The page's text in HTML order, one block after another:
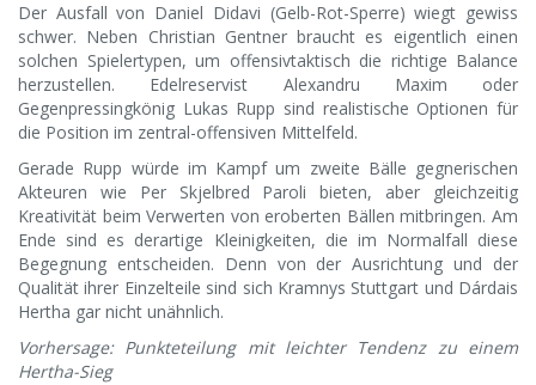
Der Ausfall von Daniel Didavi (Gelb-Rot-Sperre) wiegt gewiss
schwer. Neben Christian Gentner braucht es eigentlich einen
solchen Spielertypen, um offensivtaktisch die richtige Balance
herzustellen. Edelreservist Alexandru Maxim oder
Gegenpressingkönig Lukas Rupp sind realistische Optionen für
die Position im zentral-offensiven Mittelfeld.
Gerade Rupp würde im Kampf um zweite Bälle gegnerischen
Akteuren wie Per Skjelbred Paroli bieten, aber gleichzeitig
Kreativität beim Verwerten von eroberten Bällen mitbringen. Am
Ende sind es derartige Kleinigkeiten, die im Normalfall diese
Begegnung entscheiden. Denn von der Ausrichtung und der
Qualität ihrer Einzelteile sind sich Kramnys Stuttgart und Dárdais
Hertha gar nicht unähnlich.
Vorhersage: Punkteteilung mit leichter Tendenz zu einem
Hertha-Sieg